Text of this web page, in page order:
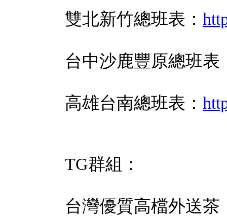
雙北新竹總班表：
台中沙鹿豐原總班表
高雄台南總班表：
TG群組：
台灣優質高檔外送茶